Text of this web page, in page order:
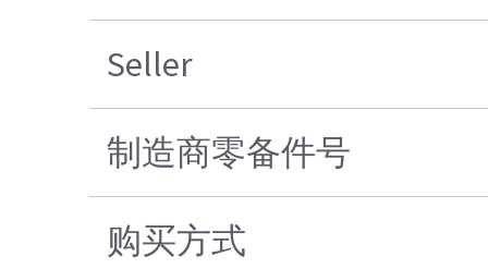
Seller
制造商零备件号
购买方式